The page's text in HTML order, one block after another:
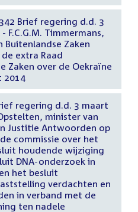
Brief regering d.d. 3
F.C.G.M. Timmermans,
Buitenlandse Zaken
extra Raad
Zaken over de Oekraïne
2014
regering d.d. 3 maart
minister van
Justitie Antwoorden op
commissie over het
houdende wijziging
DNA-onderzoek in
het besluit
verdachten en
in verband met de
ten nadele